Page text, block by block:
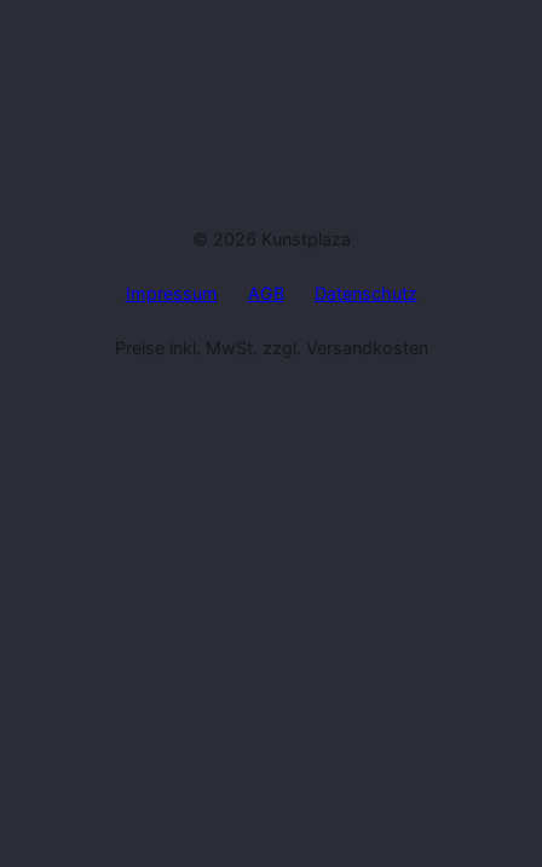
© 2026 Kunstplaza
Impressum AGB Datenschutz
Preise inkl. MwSt. zzgl. Versandkosten